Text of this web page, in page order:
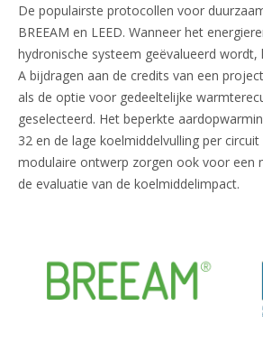
De populairste protocollen voor
BREEAM en LEED. Wanneer het
hydronische systeem geëvalueerd wordt,
A bijdragen aan de credits van een
als de optie voor gedeeltelijke
geselecteerd. Het beperkte
32 en de lage koelmiddelvulling per
modulaire ontwerp zorgen ook voor een
de evaluatie van de koelmiddelimpact.